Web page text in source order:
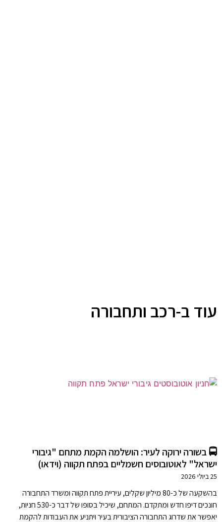
עוד ב-רכב ותחבורה
🚍 בשורה ירוקה לעיר: הושלמה הקמת מתחם "גיבורי
ישראל" לאוטובוסים חשמליים בפתח תקווה (וידאו)
25 ביולי 2026
בהשקעה של כ-80 מיליון שקלים, עיריית פתח תקווה ומשרד התחבורה
חונכים דיפו חדש ומתקדם. המתחם, שיכיל בסופו של דבר כ-530 חניות,
יאפשר את שדרוג התחבורה הציבורית בעיר ויתניע את העבודות להקמת